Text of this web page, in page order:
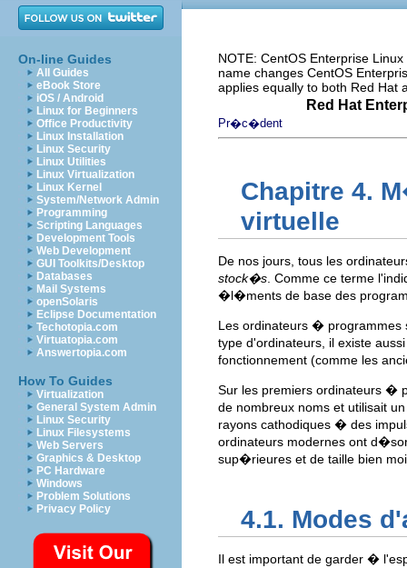
On-line Guides
All Guides
eBook Store
iOS / Android
Linux for Beginners
Office Productivity
Linux Installation
Linux Security
Linux Utilities
Linux Virtualization
Linux Kernel
System/Network Admin
Programming
Scripting Languages
Development Tools
Web Development
GUI Toolkits/Desktop
Databases
Mail Systems
openSolaris
Eclipse Documentation
Techotopia.com
Virtuatopia.com
Answertopia.com
How To Guides
Virtualization
General System Admin
Linux Security
Linux Filesystems
Web Servers
Graphics & Desktop
PC Hardware
Windows
Problem Solutions
Privacy Policy
NOTE: CentOS Enterprise
name changes CentOS
applies equally to both Red Hat
Red Hat
Pr�c�dent
Chapitre 4.
virtuelle
De nos jours, tous les
stock�s . Comme ce terme
�l�ments de base des
Les ordinateurs �
type d'ordinateurs, il existe
fonctionnement (comme les
Sur les premiers ordinateurs
de nombreux noms et utilisait
rayons cathodiques � des
ordinateurs modernes ont
sup�rieures et de taille bien
4.1. Modes
Il est important de garder �